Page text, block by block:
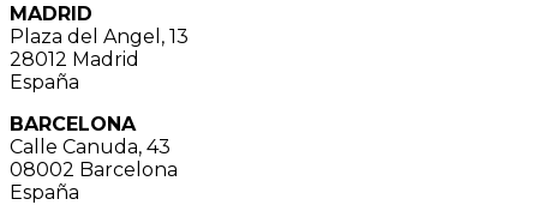
MADRID
Plaza del Angel, 13
28012 Madrid
España
BARCELONA
Calle Canuda, 43
08002 Barcelona
España